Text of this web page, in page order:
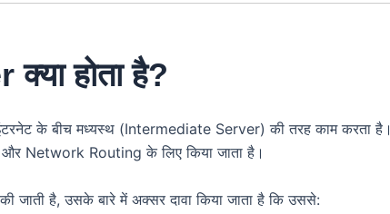
होता है?
के बीच मध्यस्थ (Intermediate Server) की तरह काम करता है।
Network Routing के लिए किया जाता है।
है, उसके बारे में अक्सर दावा किया जाता है कि उससे: